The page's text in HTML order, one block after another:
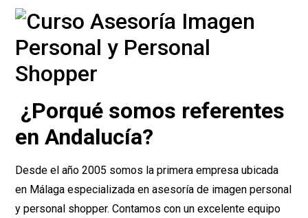
¿Porqué somos referentes
en Andalucía?
Desde el año 2005 somos la primera empresa ubicada
en Málaga especializada en asesoría de imagen personal
y personal shopper. Contamos con un excelente equipo